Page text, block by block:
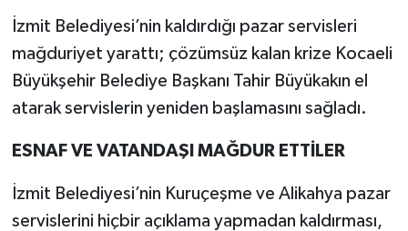
İzmit Belediyesi’nin kaldırdığı pazar servisleri
mağduriyet yarattı; çözümsüz kalan krize Kocaeli
Büyükşehir Belediye Başkanı Tahir Büyükakın el
atarak servislerin yeniden başlamasını sağladı.
ESNAF VE VATANDAŞI MAĞDUR ETTİLER
İzmit Belediyesi’nin Kuruçeşme ve Alikahya pazar
servislerini hiçbir açıklama yapmadan kaldırması,